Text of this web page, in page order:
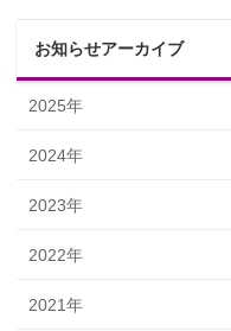
お知らせアーカイブ
2025年
2024年
2023年
2022年
2021年